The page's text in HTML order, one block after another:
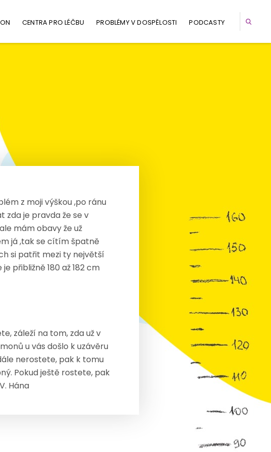
CENTRA PRO LÉČBU PROBLÉMY V DOSPĚLOSTI PODCASTY
z moji výškou ,po ránu
zda je pravda že se v
mám obavy že už
já ,tak se cítím špatně
si patřit mezi ty největší
přibližně 180 až 182 cm
záleží na tom, zda už v
u vás došlo k uzávěru
nerostete, pak k tomu
Pokud ještě rostete, pak
Hána